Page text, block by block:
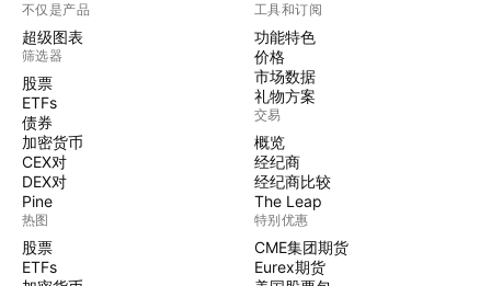
不仅是产品
超级图表
筛选器
股票
ETFs
债券
加密货币
CEX对
DEX对
Pine
热图
股票
ETFs
工具和订阅
功能特色
价格
市场数据
礼物方案
交易
概览
经纪商
经纪商比较
The Leap
特别优惠
CME集团期货
Eurex期货